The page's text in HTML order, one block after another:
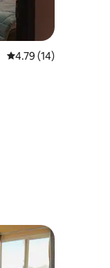
Calificación
4.79 (14)